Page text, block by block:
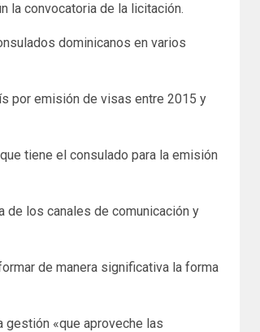
la convocatoria de la licitación.
dominicanos en varios
por emisión de visas entre 2015 y
tiene el consulado para la emisión
de los canales de comunicación y
de manera significativa la forma
gestión «que aproveche las